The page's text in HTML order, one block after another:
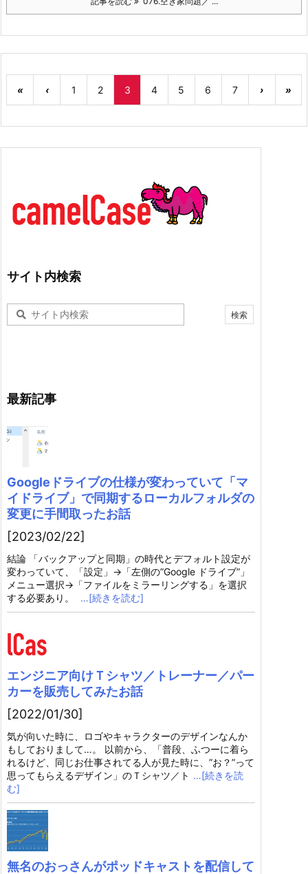
« ‹ 1 2 3 4 5 6 7 › »
サイト内検索
最新記事
Googleドライブの仕様が変わっていて「マ
イドライブ」で同期するローカルフォルダの
変更に手間取ったお話
[2023/02/22]
結論 「バックアップと同期」の時代とデフォルト設定が
変わっていて、「設定」→「左側の”Google ドライブ”」
メニュー選択→「ファイルをミラーリングする」を選択
する必要あり。
…[続きを読む]
エンジニア向けＴシャツ／トレーナー／パー
カーを販売してみたお話
[2022/01/30]
気が向いた時に、ロゴやキャラクターのデザインなんか
もしておりまして…。 以前から、「普段、ふつーに着ら
れるけど、同じお仕事されてる人が見た時に、”お？”って
思ってもらえるデザイン」のＴシャツ／ト …[続きを読
む]
無名のおっさんがポッドキャストを配信して